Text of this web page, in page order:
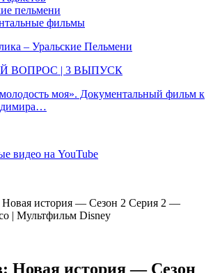
пельмени
фильмы
– Уральские Пельмени
ВОПРОС | 3 ВЫПУСК
моя». Документальный фильм к
Новая история — Сезон 2 Серия 2 —
| Мультфильм Disney
Новая история — Сезон